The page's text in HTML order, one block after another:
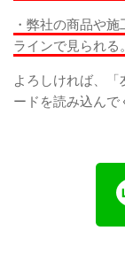
・弊社の商品や
ラインで見られる。
よろしければ、「
ードを読み込んで